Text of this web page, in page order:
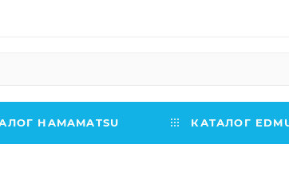
HAMAMATSU КАТАЛОГ